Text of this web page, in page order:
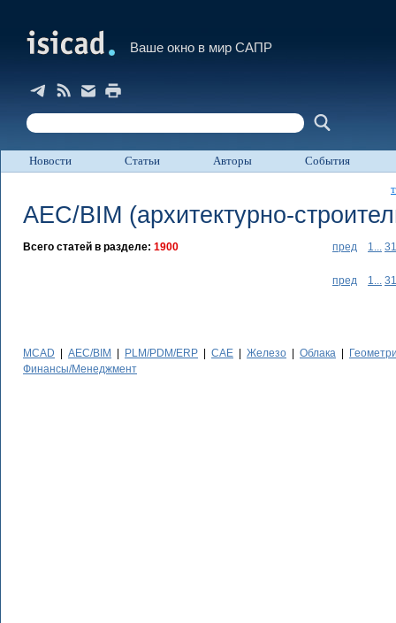
Ваше окно в мир САПР
Новости Статьи Авторы События
AEC/BIM (архитектурно-
пред 1...
Всего статей в разделе: 1900
пред 1...
MCAD AEC/BIM PLM/PDM/ERP CAE Железо Облака
Финансы/Менеджмент